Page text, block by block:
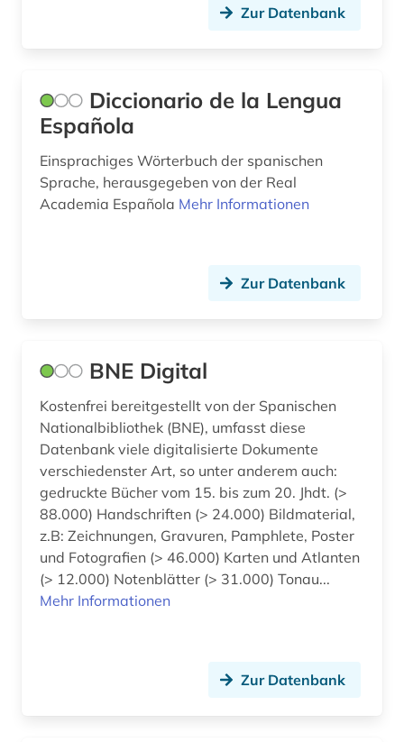
Zur Datenbank
Diccionario de la Lengua
Española
Einsprachiges Wörterbuch der spanischen
Sprache, herausgegeben von der Real
Academia Española Mehr Informationen
Zur Datenbank
BNE Digital
Kostenfrei bereitgestellt von der Spanischen
Nationalbibliothek (BNE), umfasst diese
Datenbank viele digitalisierte Dokumente
verschiedenster Art, so unter anderem auch:
gedruckte Bücher vom 15. bis zum 20. Jhdt. (>
88.000) Handschriften (> 24.000) Bildmaterial,
z.B: Zeichnungen, Gravuren, Pamphlete, Poster
und Fotografien (> 46.000) Karten und Atlanten
(> 12.000) Notenblätter (> 31.000) Tonau...
Mehr Informationen
Zur Datenbank